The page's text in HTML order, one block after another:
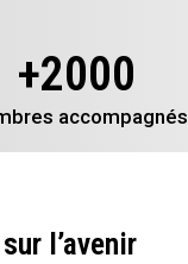
+2000
accompagnés
l’avenir